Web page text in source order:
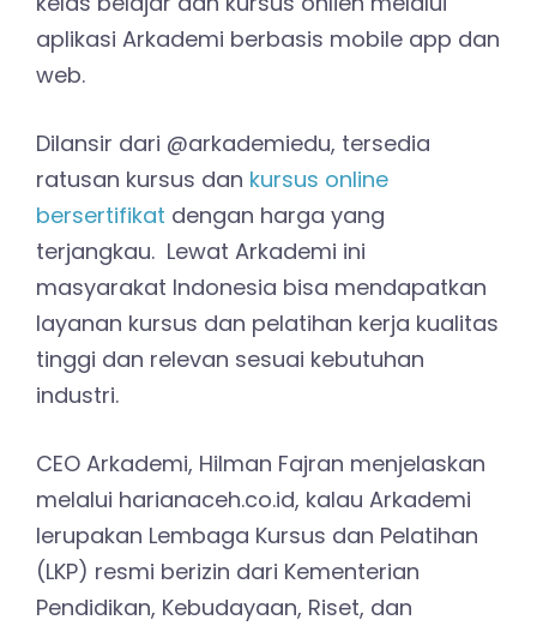
aplikasi Arkademi berbasis mobile app dan
web.
Dilansir dari @arkademiedu, tersedia
ratusan kursus dan kursus online
bersertifikat dengan harga yang
terjangkau. Lewat Arkademi ini
masyarakat Indonesia bisa mendapatkan
layanan kursus dan pelatihan kerja kualitas
tinggi dan relevan sesuai kebutuhan
industri.
CEO Arkademi, Hilman Fajran menjelaskan
melalui harianaceh.co.id, kalau Arkademi
lerupakan Lembaga Kursus dan Pelatihan
(LKP) resmi berizin dari Kementerian
Pendidikan, Kebudayaan, Riset, dan